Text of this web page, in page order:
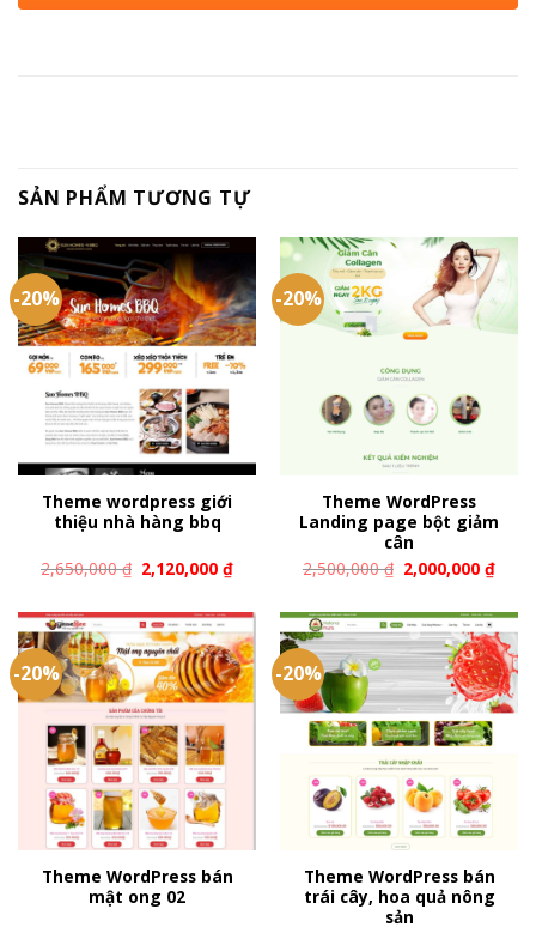
SẢN PHẨM TƯƠNG TỰ
-20%
Theme wordpress giới
thiệu nhà hàng bbq
2,650,000₫ 2,120,000₫
-20%
Theme WordPress
Landing page bột giảm
cân
2,500,000₫ 2,000,000₫
-20%
Theme WordPress bán
mật ong 02
-20%
Theme WordPress bán
trái cây, hoa quả nông
sản